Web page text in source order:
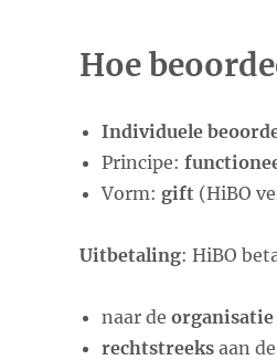
Hoe
Individuele
Principe:
Vorm: gift (HiBO
Uitbetaling: HiBO
naar de organisatie
rechtstreeks aan